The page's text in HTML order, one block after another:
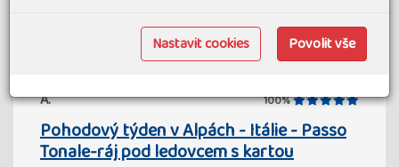
A. 100%
Pohodový týden v Alpách - Itálie - Passo
Tonale-ráj pod ledovcem s kartou
Nastavit cookies Povolit vše